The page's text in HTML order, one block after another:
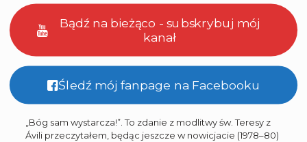
Bądź na bieżąco - subskrybuj mój
kanał
Śledź mój fanpage na Facebooku
„Bóg sam wystarcza!”. To zdanie z modlitwy św. Teresy z
Ávili przeczytałem, będąc jeszcze w nowicjacie (1978–80)